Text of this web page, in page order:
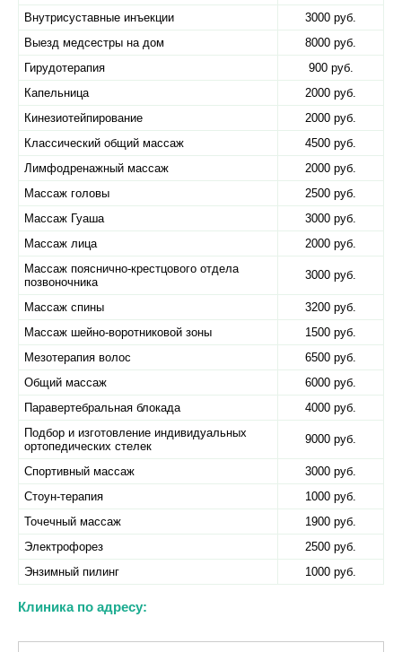
Внутрисуставные инъекции
3000 руб.
Выезд медсестры на дом
8000 руб.
Гирудотерапия
900 руб.
Капельница
2000 руб.
Кинезиотейпирование
2000 руб.
Классический общий массаж
4500 руб.
Лимфодренажный массаж
2000 руб.
Массаж головы
2500 руб.
Массаж Гуаша
3000 руб.
Массаж лица
2000 руб.
Массаж пояснично-крестцового отдела
позвоночника
3000 руб.
Массаж спины
3200 руб.
Массаж шейно-воротниковой зоны
1500 руб.
Мезотерапия волос
6500 руб.
Общий массаж
6000 руб.
Паравертебральная блокада
4000 руб.
Подбор и изготовление индивидуальных
ортопедических стелек
9000 руб.
Спортивный массаж
3000 руб.
Стоун-терапия
1000 руб.
Точечный массаж
1900 руб.
Электрофорез
2500 руб.
Энзимный пилинг
1000 руб.
Клиника по адресу: